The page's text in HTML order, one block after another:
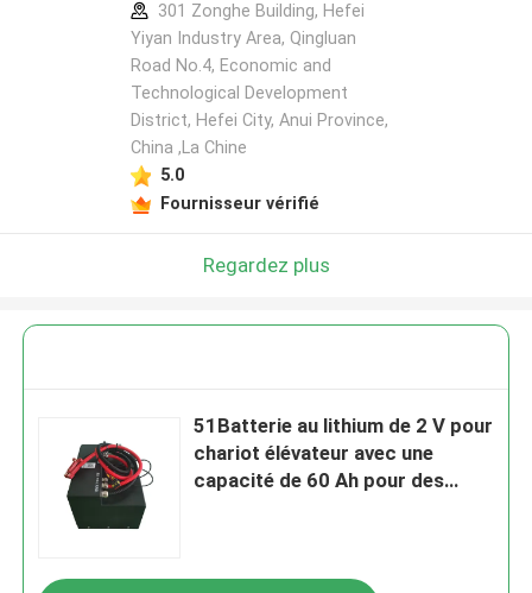
301 Zonghe Building, Hefei
Yiyan Industry Area, Qingluan
Road No.4, Economic and
Technological Development
District, Hefei City, Anui Province,
China ,La Chine
5.0
Fournisseur vérifié
Regardez plus
51Batterie au lithium de 2 V pour
chariot élévateur avec une
capacité de 60 Ah pour des